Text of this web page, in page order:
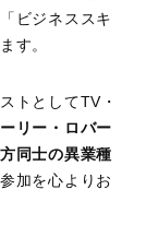
ビジネススキ
す。
トとしてTV・
リー・ロバー
同士の異業種
加を心よりお